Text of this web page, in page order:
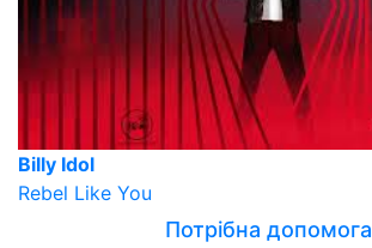
Billy Idol
Rebel Like You
Потрібна допомога